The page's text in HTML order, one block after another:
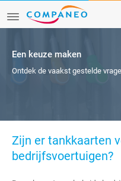
Een keuze maken
Ontdek de vaakst gestelde
Zijn er tankkaarten
bedrijfsvoertuigen?